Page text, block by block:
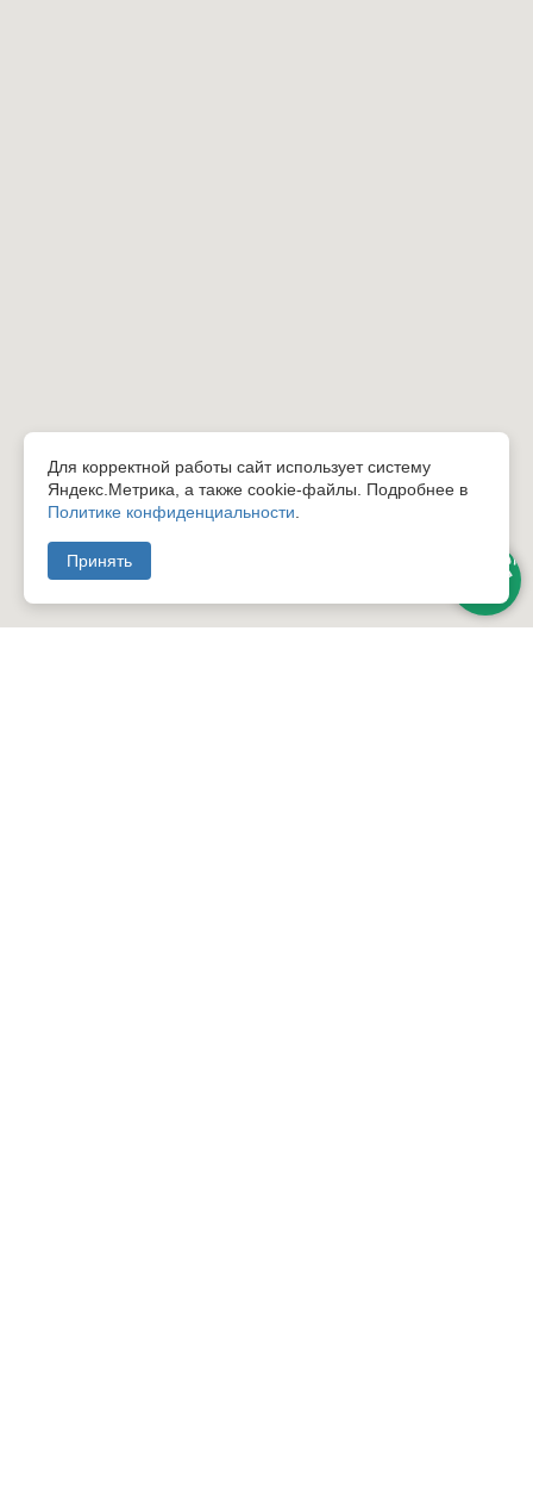
Для корректной работы сайт использует систему
Яндекс.Метрика, а также cookie-файлы. Подробнее в
Политике конфиденциальности
Принять